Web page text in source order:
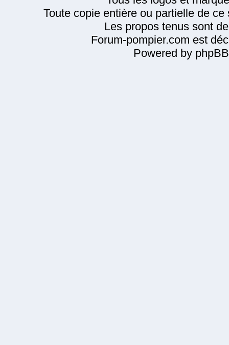
Toute copie entière ou partielle de
Les propos tenus sont
Forum-pompier.com est
Powered by